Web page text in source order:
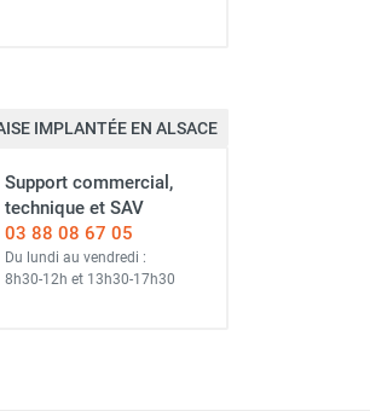
IMPLANTÉE EN ALSACE
Support commercial,
technique et SAV
03 88 08 67 05
Du lundi au vendredi :
8h30-12h et 13h30-17h30